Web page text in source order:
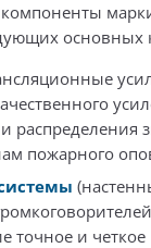
основных
распределения
пожарного
точное и четкое